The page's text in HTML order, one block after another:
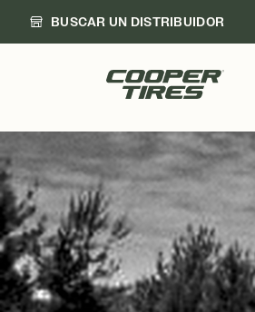
BUSCAR UN DISTRIBUIDOR